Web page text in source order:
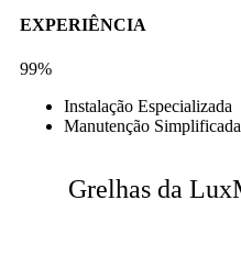
EXPERIÊNCIA
99%
Instalação Especializada
Manutenção Simplificada
Grelhas da